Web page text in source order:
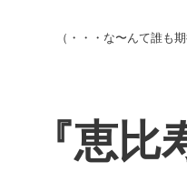
（・・・な〜んて誰も
『恵